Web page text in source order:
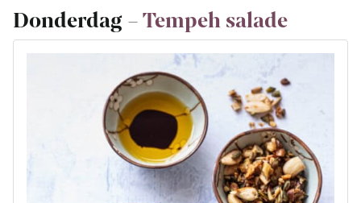
Donderdag –Tempeh salade